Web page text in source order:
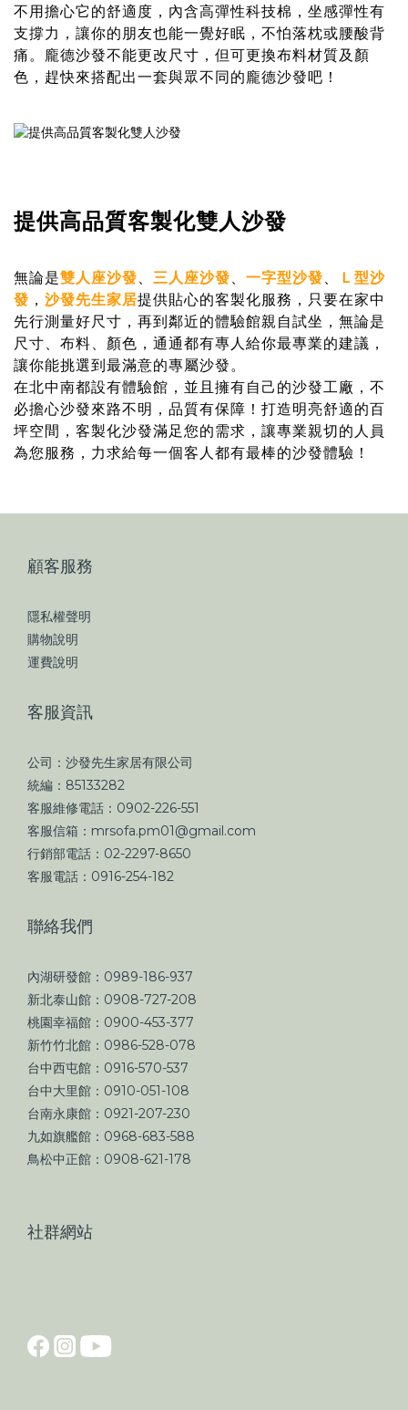
不用擔心它的舒適度，內含高彈性科技棉，坐感彈性有
支撐力，讓你的朋友也能一覺好眠，不怕落枕或腰酸背
痛。龐德沙發不能更改尺寸，但可更換布料材質及顏
色，趕快來搭配出一套與眾不同的龐德沙發吧！
提供高品質客製化雙人沙發
無論是雙人座沙發、 三人座沙發、 一字型沙發、
Ｌ型沙
發 ， 沙發先生家居提供貼心的客製化服務，只要在家中
先行測量好尺寸，再到鄰近的體驗館親自試坐，無論是
尺寸、布料、顏色，通通都有專人給你最專業的建議，
讓你能挑選到最滿意的專屬沙發。
在北中南都設有體驗館，並且擁有自己的沙發工廠，不
必擔心沙發來路不明，品質有保障！打造明亮舒適的百
坪空間，客製化沙發滿足您的需求，讓專業親切的人員
為您服務，力求給每一個客人都有最棒的沙發體驗！
顧客服務
隱私權聲明
購物說明
運費說明
客服資訊
公司：沙發先生家居有限公司
統編：85133282
客服維修電話：0902-226-551
客服信箱：mrsofa.pm01@gmail.com
行銷部電話：02-2297-8650
客服電話：0916-254-182
聯絡我們
內湖研發館：0989-186-937
新北泰山館：0908-727-208
桃園幸福館：0900-453-377
新竹竹北館：0986-528-078
台中西屯館：0916-570-537
台中大里館：0910-051-108
台南永康館：0921-207-230
九如旗艦館：0968-683-588
鳥松中正館：0908-621-178
社群網站